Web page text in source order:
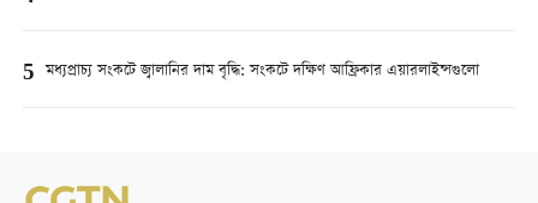
5 মধ্যপ্রাচ্য সংকটে জ্বালানির দাম বৃদ্ধি: সংকটে দক্ষিণ আফ্রিকার এয়ারলাইন্সগুলো